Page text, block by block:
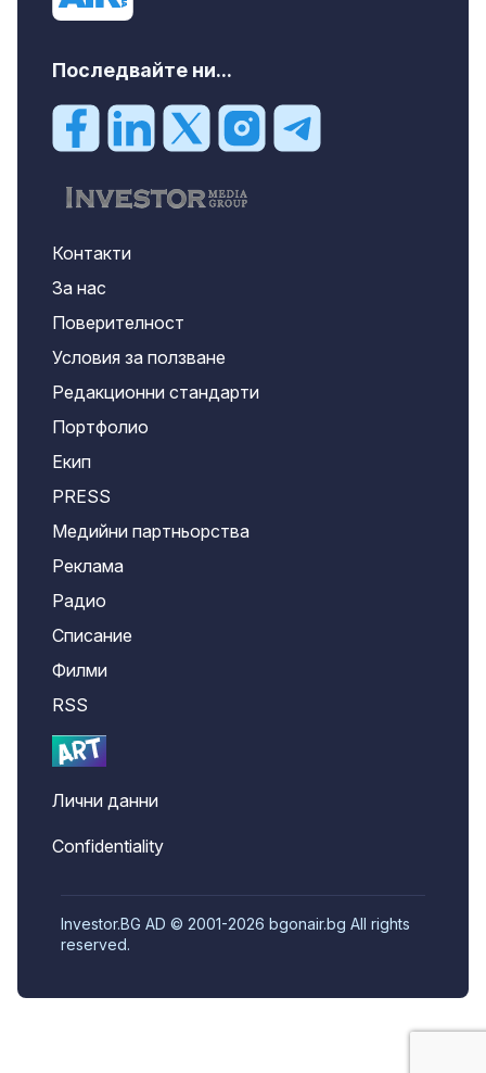
Последвайте ни...
Контакти
За нас
Поверителност
Условия за ползване
Редакционни стандарти
Портфолио
Екип
PRESS
Медийни партньорства
Реклама
Радио
Списание
Филми
RSS
Лични данни
Confidentiality
Investor.BG AD © 2001-2026 bgonair.bg All rights
reserved.